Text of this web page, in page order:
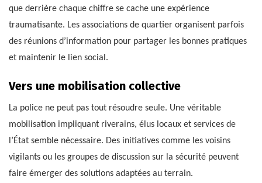
que derrière chaque chiffre se cache une expérience
traumatisante. Les associations de quartier organisent parfois
des réunions d’information pour partager les bonnes pratiques
et maintenir le lien social.
Vers une mobilisation collective
La police ne peut pas tout résoudre seule. Une véritable
mobilisation impliquant riverains, élus locaux et services de
l’État semble nécessaire. Des initiatives comme les voisins
vigilants ou les groupes de discussion sur la sécurité peuvent
faire émerger des solutions adaptées au terrain.